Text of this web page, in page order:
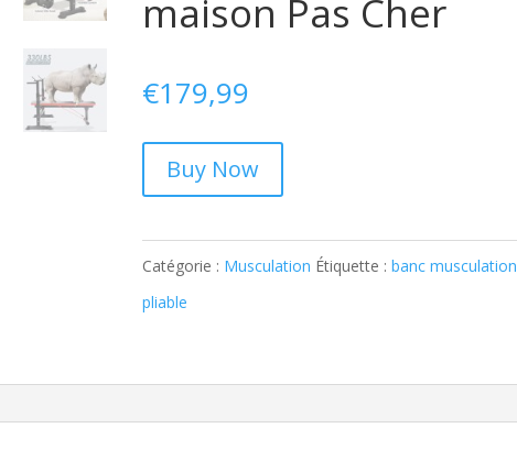
maison Pas Cher
€179,99
Buy Now
Catégorie : Musculation Étiquette :banc musculation
pliable